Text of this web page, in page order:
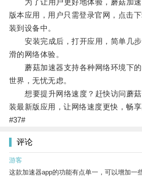
为了让用户更好地体验，蘑菇加速
版本应用，用户只需登录官网，点击
装到设备中。
安装完成后，打开应用，简单几步
滑的网络体验。
蘑菇加速器支持各种网络环境下的
世界，无忧无虑。
想要提升网络速度？赶快访问蘑菇
装最新版应用，让网络速度更快，畅享
#37#
评论
游客
这款加速器app的功能有点单一，可以增加一